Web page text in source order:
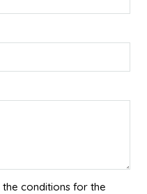
the conditions for the